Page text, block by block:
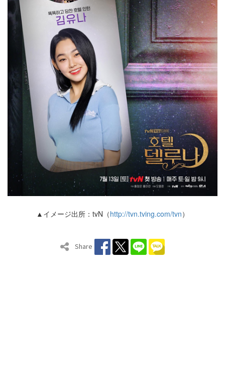
▲イメージ出所：tvN（http://tvn.tving.com/tvn）
Share